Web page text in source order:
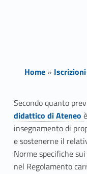
Home» Iscrizioni
C
o
r
s
Secondo quanto
didattico di Ateneo
insegnamento di
e sostenerne il
Norme specifiche
nel Regolamento